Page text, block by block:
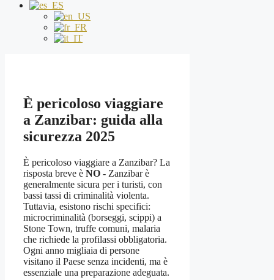
È pericoloso viaggiare
a Zanzibar: guida alla
sicurezza 2025
È pericoloso viaggiare a Zanzibar? La
risposta breve è NO - Zanzibar è
generalmente sicura per i turisti, con
bassi tassi di criminalità violenta.
Tuttavia, esistono rischi specifici:
microcriminalità (borseggi, scippi) a
Stone Town, truffe comuni, malaria
che richiede la profilassi obbligatoria.
Ogni anno migliaia di persone
visitano il Paese senza incidenti, ma è
essenziale una preparazione adeguata.